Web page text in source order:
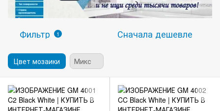
Фильтр 1 Сначала дешевле
Цвет мозаики Микс